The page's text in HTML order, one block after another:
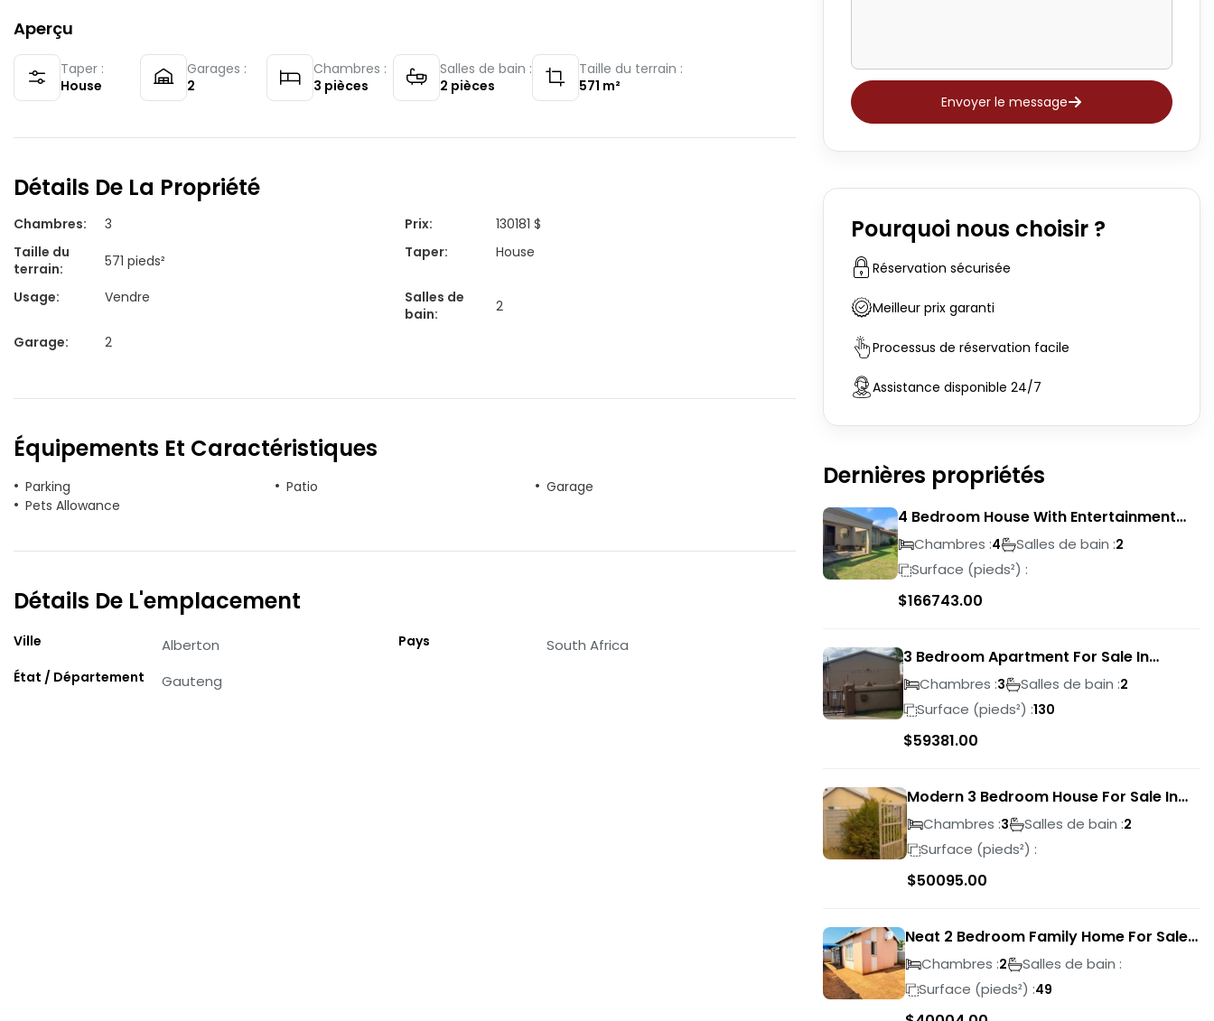
Aperçu
Taper :
House
Garages :
2
Chambres :
3 pièces
Salles de bain :
2 pièces
Taille du terrain :
571 m²
Détails De La Propriété
Chambres: 3 Prix:
130181 $
Taille du
terrain: 571 pieds² Taper: House
Usage: Vendre
Salles de
bain: 2
Garage: 2
Équipements Et Caractéristiques
Parking Patio
Garage
Pets Allowance
Détails De L'emplacement
Ville Alberton
État / Département Gauteng
Pays South Africa
Envoyer le message
Pourquoi nous choisir ?
Réservation sécurisée
Meilleur prix garanti
Processus de réservation facile
Assistance disponible 24/7
Dernières propriétés
4 Bedroom House With Entertainment
Area In Randhart
Chambres :4 Salles de bain :2
Surface (pieds²) :
$166743.00
3 Bedroom Apartment For Sale In
Verwoerdpark
Chambres :3 Salles de bain :2
Surface (pieds²) :130
$59381.00
Modern 3 Bedroom House For Sale In
Albertsdal
Chambres :3 Salles de bain :2
Surface (pieds²) :
$50095.00
Neat 2 Bedroom Family Home For Sale
In Sky City
Chambres :2
Salles de bain :
Surface (pieds²) :49